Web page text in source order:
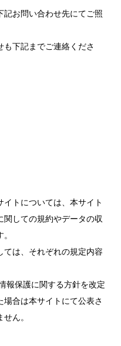
記お問い合わせ先にてご照
も下記までご連絡くださ
トについては、本サイト
関しての規約やデータの収
ては、それぞれの規定内容
報保護に関する方針を改定
合は本サイトにて公表さ
ん。